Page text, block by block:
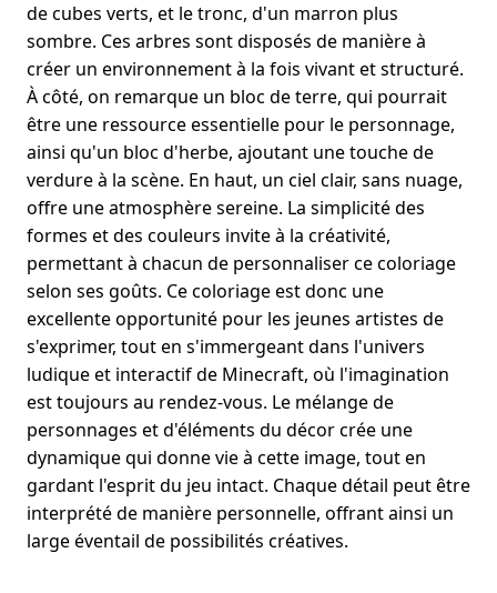
de cubes verts, et le tronc, d'un marron plus
sombre. Ces arbres sont disposés de manière à
créer un environnement à la fois vivant et structuré.
À côté, on remarque un bloc de terre, qui pourrait
être une ressource essentielle pour le personnage,
ainsi qu'un bloc d'herbe, ajoutant une touche de
verdure à la scène. En haut, un ciel clair, sans nuage,
offre une atmosphère sereine. La simplicité des
formes et des couleurs invite à la créativité,
permettant à chacun de personnaliser ce coloriage
selon ses goûts. Ce coloriage est donc une
excellente opportunité pour les jeunes artistes de
s'exprimer, tout en s'immergeant dans l'univers
ludique et interactif de Minecraft, où l'imagination
est toujours au rendez-vous. Le mélange de
personnages et d'éléments du décor crée une
dynamique qui donne vie à cette image, tout en
gardant l'esprit du jeu intact. Chaque détail peut être
interprété de manière personnelle, offrant ainsi un
large éventail de possibilités créatives.